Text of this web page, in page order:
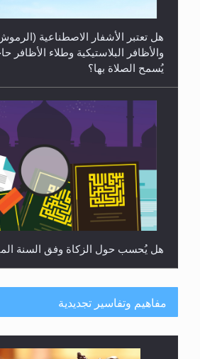
هل يُحسب حول الزكاة وفق السنة
هل يجوز فتح مشروع كوافير نسائي
المحجبات؟
مفاهيم وتفاسير تجديدية